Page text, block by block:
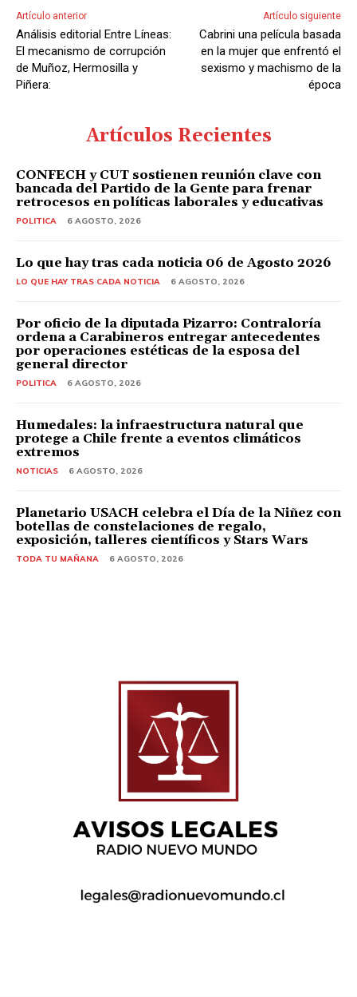
Artículo anterior
Análisis editorial Entre Líneas:
El mecanismo de corrupción
de Muñoz, Hermosilla y
Piñera:
Artículo siguiente
Cabrini una película basada
en la mujer que enfrentó el
sexismo y machismo de la
época
Artículos Recientes
CONFECH y CUT sostienen reunión clave con
bancada del Partido de la Gente para frenar
retrocesos en políticas laborales y educativas
POLITICA 6 AGOSTO, 2026
Lo que hay tras cada noticia 06 de Agosto 2026
LO QUE HAY TRAS CADA NOTICIA 6 AGOSTO, 2026
Por oficio de la diputada Pizarro: Contraloría
ordena a Carabineros entregar antecedentes
por operaciones estéticas de la esposa del
general director
POLITICA 6 AGOSTO, 2026
Humedales: la infraestructura natural que
protege a Chile frente a eventos climáticos
extremos
NOTICIAS 6 AGOSTO, 2026
Planetario USACH celebra el Día de la Niñez con
botellas de constelaciones de regalo,
exposición, talleres científicos y Stars Wars
TODA TU MAÑANA 6 AGOSTO, 2026